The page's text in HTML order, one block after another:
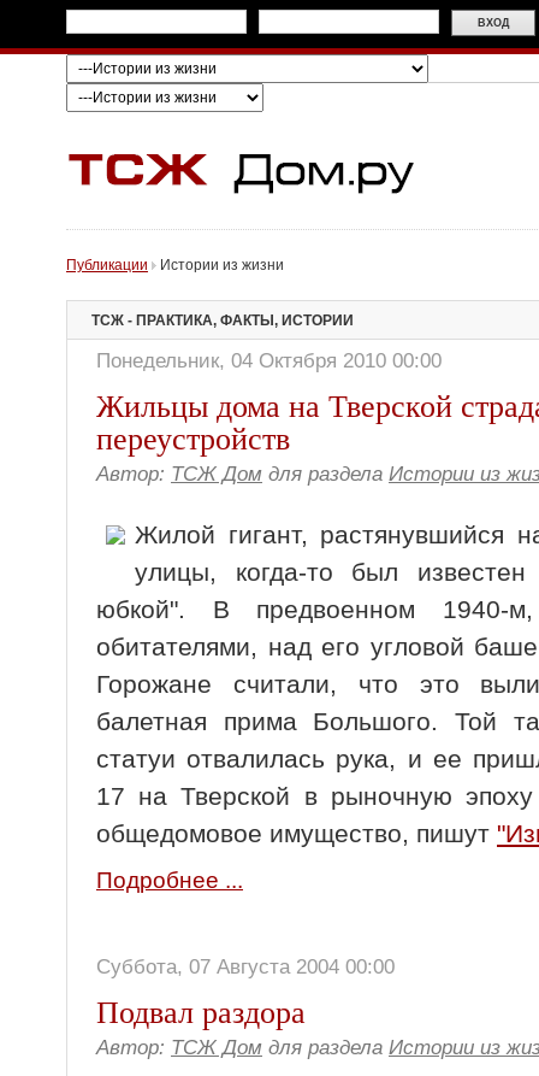
Публикации Истории из жизни
ТСЖ - ПРАКТИКА, ФАКТЫ, ИСТОРИИ
Понедельник, 04 Октября 2010 00:00
Жильцы дома на Тверской
переустройств
Автор: ТСЖ Дом для раздела Истории из
Жилой гигант, растянувшийся
улицы, когда-то был
юбкой". В предвоенном 1940-
обитателями, над его угловой
Горожане считали, что это
балетная прима Большого. Той
статуи отвалилась рука, и ее
17 на Тверской в рыночную
общедомовое имущество, пишут
Подробнее ...
Суббота, 07 Августа 2004 00:00
Подвал раздора
Автор: ТСЖ Дом для раздела Истории из